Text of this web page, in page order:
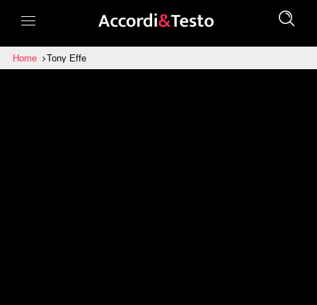
Home Tony Effe